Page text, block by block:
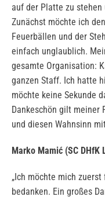
auf der Platte zu
Zunächst möchte ich
Feuerbällen und der
einfach unglaublich.
gesamte Organisation:
ganzen Staff. Ich hatte
möchte keine Sekunde
Dankeschön gilt meiner
und diesen Wahnsinn
Marko Mamić (SC
„Ich möchte mich
bedanken. Ein großes